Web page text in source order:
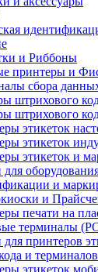
и Риббоны
принтеры и
сбора
штрихового
штрихового
этикеток
этикеток
этикеток и
и
и
печати на
терминалы
принтеров
и